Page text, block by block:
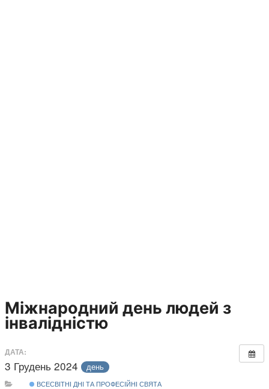
Міжнародний день людей з
інвалідністю
ДАТА:
3 Грудень 2024 день
ВСЕСВІТНІ ДНІ ТА ПРОФЕСІЙНІ СВЯТА